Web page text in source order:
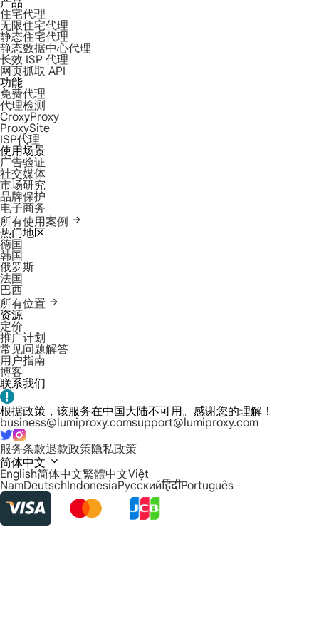
产品
住宅代理
无限住宅代理
静态住宅代理
静态数据中心代理
长效 ISP 代理
网页抓取 API
功能
免费代理
代理检测
CroxyProxy
ProxySite
ISP代理
使用场景
广告验证
社交媒体
市场研究
品牌保护
电子商务
所有使用案例
热门地区
德国
韩国
俄罗斯
法国
巴西
所有位置
资源
定价
推广计划
常见问题解答
用户指南
博客
联系我们
根据政策，该服务在中国大陆不可用。感谢您的理解！
business@lumiproxy.comsupport@lumiproxy.com
服务条款退款政策隐私政策
简体中文
English简体中文繁體中文Việt
NamDeutschIndonesiaРусскийहिंदीPortuguês